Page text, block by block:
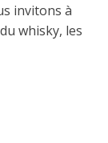
invitons à
whisky, les